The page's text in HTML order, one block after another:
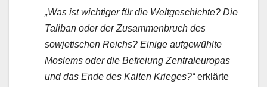
„Was ist wichtiger für die Weltgeschichte? Die
Taliban oder der Zusammenbruch des
sowjetischen Reichs? Einige aufgewühlte
Moslems oder die Befreiung Zentraleuropas
und das Ende des Kalten Krieges?“erklärte